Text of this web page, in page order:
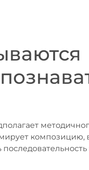
композицию,